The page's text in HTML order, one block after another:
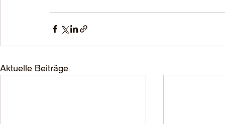
Aktuelle Beiträge